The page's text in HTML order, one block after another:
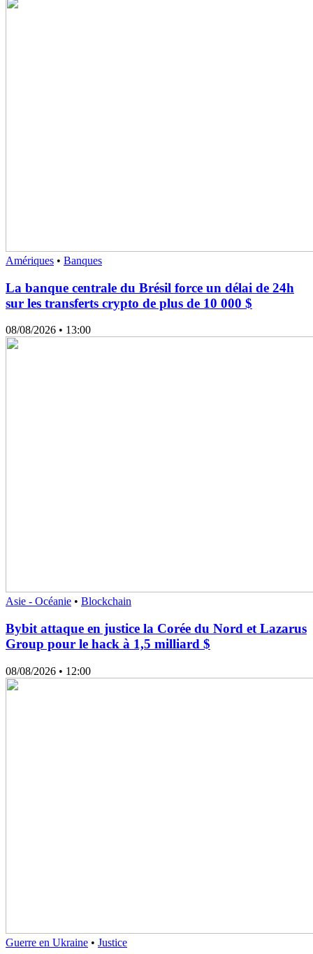
Amériques • Banques
La banque centrale du Brésil force un délai de 24h
sur les transferts crypto de plus de 10 000 $
08/08/2026 • 13:00
Asie - Océanie • Blockchain
Bybit attaque en justice la Corée du Nord et Lazarus
Group pour le hack à 1,5 milliard $
08/08/2026 • 12:00
Guerre en Ukraine • Justice